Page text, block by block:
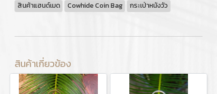
สินค้าแฮนด์เมด
Cowhide Coin Bag กระเป่าหนังวัว
สินค้าเกี่ยวข้อง